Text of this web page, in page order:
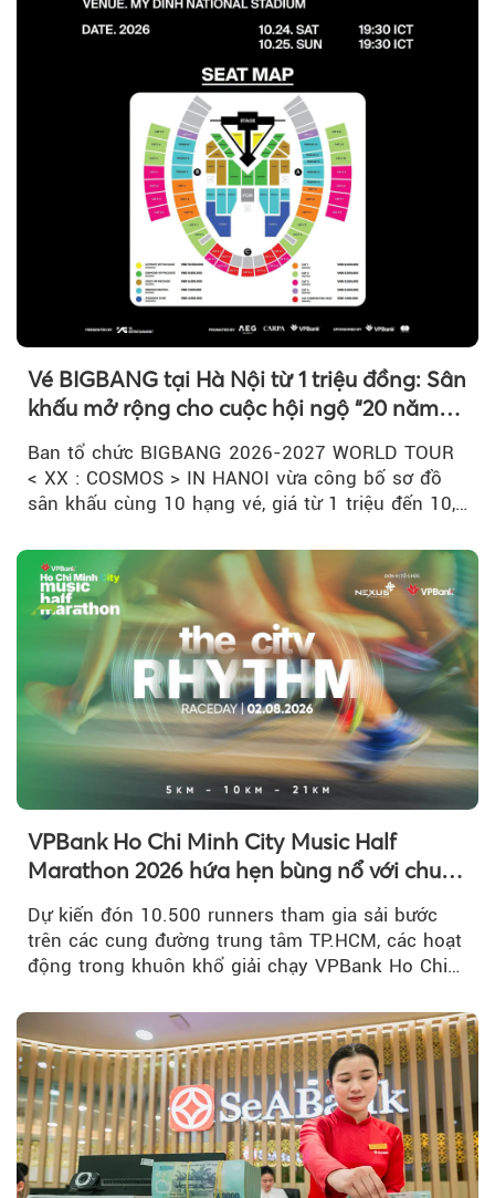
Vé BIGBANG tại Hà Nội từ 1 triệu đồng: Sân
khấu mở rộng cho cuộc hội ngộ “20 năm
có một”
Ban tổ chức BIGBANG 2026-2027 WORLD TOUR
< XX : COSMOS > IN HANOI vừa công bố sơ đồ
sân khấu cùng 10 hạng vé, giá từ 1 triệu đến 10,5
VPBank Ho Chi Minh City Music Half
Marathon 2026 hứa hẹn bùng nổ với chuỗi
Dự kiến đón 10.500 runners tham gia sải bước
trên các cung đường trung tâm TP.HCM, các hoạt
động trong khuôn khổ giải chạy VPBank Ho Chi